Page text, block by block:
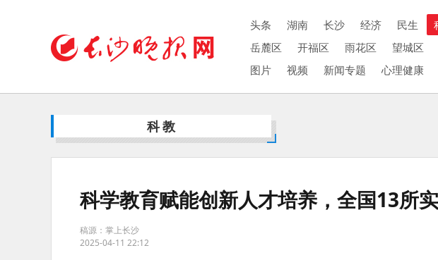
头条 湖南 长沙 经济 民生
岳麓区
开福区 雨花区 望城区
图片
视频 新闻专题 心理健康
科教
科学教育赋能创新人才培养，全国13所
稿源：掌上长沙
2025-04-11 22:12